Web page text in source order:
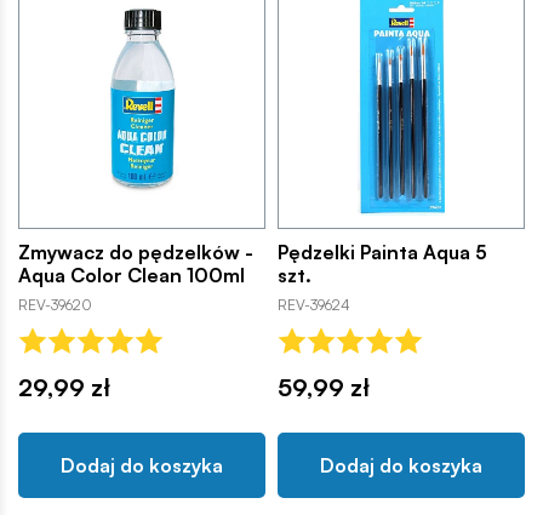
Zmywacz do pędzelków -
Aqua Color Clean 100ml
REV-39620
29,99 zł
Dodaj do koszyka
Pędzelki Painta Aqua 5
szt.
REV-39624
59,99 zł
Dodaj do koszyka